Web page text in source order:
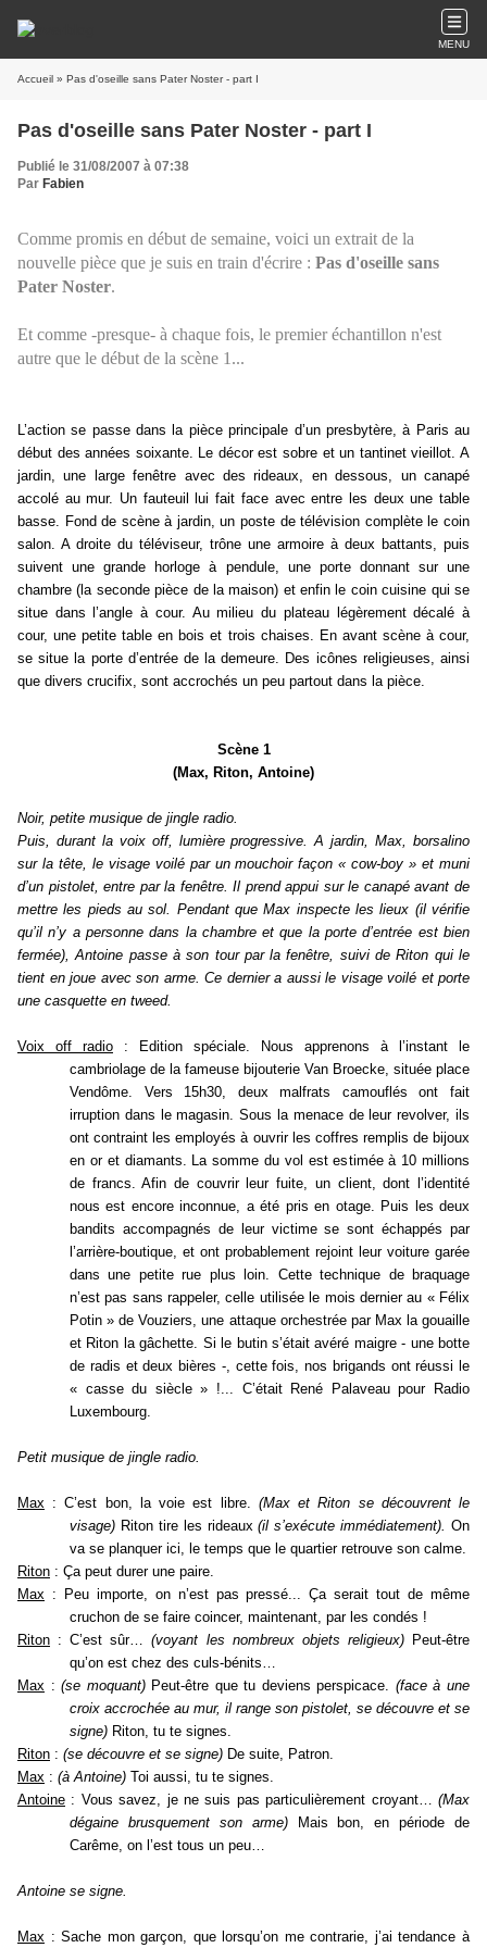
MENU
Accueil » Pas d'oseille sans Pater Noster - part I
Pas d'oseille sans Pater Noster - part I
Publié le 31/08/2007 à 07:38
Par Fabien
Comme promis en début de semaine, voici un extrait de la
nouvelle pièce que je suis en train d'écrire : Pas d'oseille sans
Pater Noster.
Et comme -presque- à chaque fois, le premier échantillon n'est
autre que le début de la scène 1...
L’action se passe dans la pièce principale d’un presbytère, à Paris au
début des années soixante. Le décor est sobre et un tantinet vieillot. A
jardin, une large fenêtre avec des rideaux, en dessous, un canapé
accolé au mur. Un fauteuil lui fait face avec entre les deux une table
basse. Fond de scène à jardin, un poste de télévision complète le coin
salon. A droite du téléviseur, trône une armoire à deux battants, puis
suivent une grande horloge à pendule, une porte donnant sur une
chambre (la seconde pièce de la maison) et enfin le coin cuisine qui se
situe dans l’angle à cour. Au milieu du plateau légèrement décalé à
cour, une petite table en bois et trois chaises. En avant scène à cour,
se situe la porte d’entrée de la demeure. Des icônes religieuses, ainsi
que divers crucifix, sont accrochés un peu partout dans la pièce.
Scène 1
(Max, Riton, Antoine)
Noir, petite musique de jingle radio.
Puis, durant la voix off, lumière progressive. A jardin, Max, borsalino
sur la tête, le visage voilé par un mouchoir façon « cow-boy » et muni
d’un pistolet, entre par la fenêtre. Il prend appui sur le canapé avant de
mettre les pieds au sol. Pendant que Max inspecte les lieux (il vérifie
qu’il n’y a personne dans la chambre et que la porte d’entrée est bien
fermée), Antoine passe à son tour par la fenêtre, suivi de Riton qui le
tient en joue avec son arme. Ce dernier a aussi le visage voilé et porte
une casquette en tweed.
Voix off radio : Edition spéciale. Nous apprenons à l’instant le
cambriolage de la fameuse bijouterie Van Broecke, située place
Vendôme. Vers 15h30, deux malfrats camouflés ont fait
irruption dans le magasin. Sous la menace de leur revolver, ils
ont contraint les employés à ouvrir les coffres remplis de bijoux
en or et diamants. La somme du vol est estimée à 10 millions
de francs. Afin de couvrir leur fuite, un client, dont l’identité
nous est encore inconnue, a été pris en otage. Puis les deux
bandits accompagnés de leur victime se sont échappés par
l’arrière-boutique, et ont probablement rejoint leur voiture garée
dans une petite rue plus loin. Cette technique de braquage
n’est pas sans rappeler, celle utilisée le mois dernier au « Félix
Potin » de Vouziers, une attaque orchestrée par Max la gouaille
et Riton la gâchette. Si le butin s’était avéré maigre - une botte
de radis et deux bières -, cette fois, nos brigands ont réussi le
« casse du siècle » !... C’était René Palaveau pour Radio
Luxembourg.
Petit musique de jingle radio.
Max : C’est bon, la voie est libre. (Max et Riton se découvrent le
visage) Riton tire les rideaux(il s’exécute immédiatement). On
va se planquer ici, le temps que le quartier retrouve son calme.
Riton : Ça peut durer une paire.
Max : Peu importe, on n’est pas pressé... Ça serait tout de même
cruchon de se faire coincer, maintenant, par les condés !
Riton : C’est sûr…(voyant les nombreux objets religieux)Peut-être
qu’on est chez des culs-bénits…
Max :(se moquant)Peut-être que tu deviens perspicace. (face à une
croix accrochée au mur, il range son pistolet, se découvre et se
signe) Riton, tu te signes.
Riton : (se découvre et se signe) De suite, Patron.
Max : (à Antoine) Toi aussi, tu te signes.
Antoine : Vous savez, je ne suis pas particulièrement croyant… (Max
dégaine brusquement son arme)Mais bon, en période de
Carême, on l’est tous un peu…
Antoine se signe.
Max : Sache mon garçon, que lorsqu’on me contrarie, j’ai tendance à